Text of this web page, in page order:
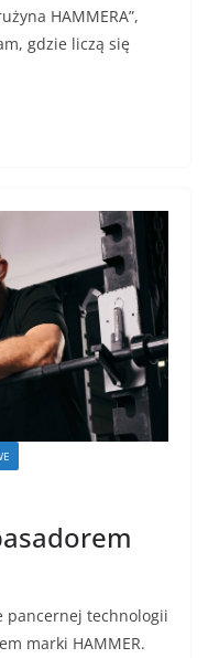
HAMMERA”,
gdzie liczą się
pancernej technologii
marki HAMMER.